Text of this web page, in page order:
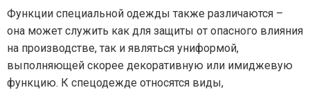
Функции специальной одежды также различаются –
она может служить как для защиты от опасного влияния
на производстве, так и являться униформой,
выполняющей скорее декоративную или имиджевую
функцию. К спецодежде относятся виды,